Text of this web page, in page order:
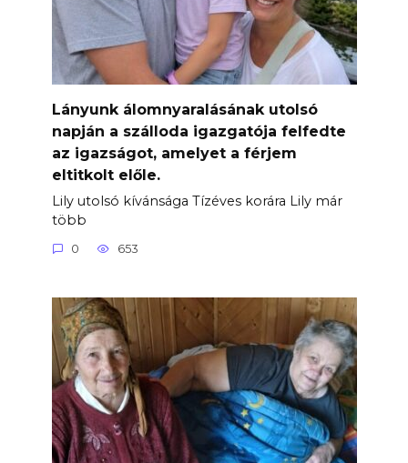
Lányunk álomnyaralásának utolsó
napján a szálloda igazgatója felfedte
az igazságot, amelyet a férjem
eltitkolt előle.
Lily utolsó kívánsága Tízéves korára Lily már
több
0 653